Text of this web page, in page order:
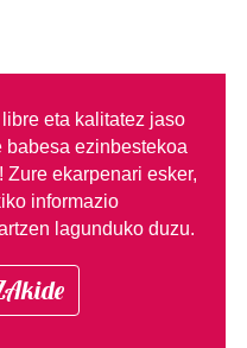
eta kalitatez jaso
babesa ezinbestekoa
Zure ekarpenari esker,
informazio
lagunduko duzu.